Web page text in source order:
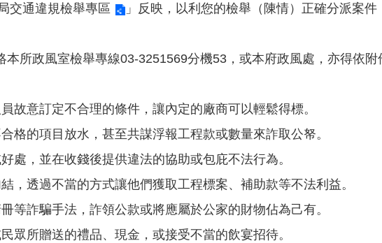
交通違規檢舉專區
」反映，以利您的檢舉（陳情）正確分派案
所政風室檢舉專線03-3251569分機53，或本府政風處，亦得依附
故意訂定不合理的條件，讓內定的廠商可以輕鬆得標。
格的項目放水，甚至共謀浮報工程款或數量來詐取公帑。
處，並在收錢後提供違法的協助或包庇不法行為。
，透過不當的方式讓他們獲取工程標案、補助款等不法利益。
等詐騙手法，詐領公款或將應屬於公家的財物佔為己有。
眾所贈送的禮品、現金，或接受不當的飲宴招待。